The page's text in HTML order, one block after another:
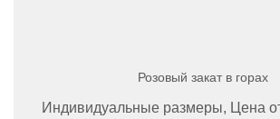
Розовый закат в горах
Индивидуальные размеры, Цена